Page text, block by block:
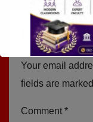
Leave a
Your email
fields are marked
Comment *